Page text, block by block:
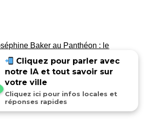
Baker au Panthéon : le
Cliquez pour parler avec
notre IA et tout savoir sur
votre ville
Cliquez ici pour infos locales et
réponses rapides